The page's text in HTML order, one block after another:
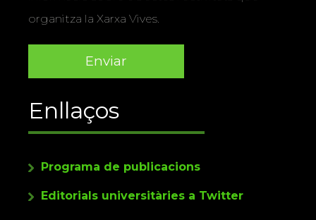
organitza la Xarxa Vives.
Enllaços
Programa de publicacions
Editorials universitàries a Twitter